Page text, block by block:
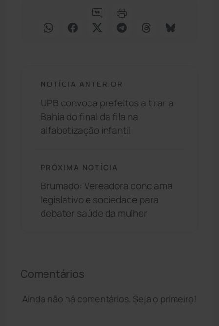
NOTÍCIA ANTERIOR
UPB convoca prefeitos a tirar a
Bahia do final da fila na
alfabetização infantil
PRÓXIMA NOTÍCIA
Brumado: Vereadora conclama
legislativo e sociedade para
debater saúde da mulher
Comentários
Ainda não há comentários. Seja o primeiro!